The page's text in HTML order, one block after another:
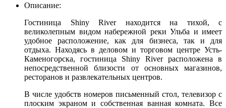
Описание:
Гостиница Shiny River находится на тихой, с
великолепным видом набережной реки Ульба и имеет
удобное расположение, как для бизнеса, так и для
отдыха. Находясь в деловом и торговом центре Усть-
Каменогорска, гостиница Shiny River расположена в
непосредственной близости от основных магазинов,
ресторанов и развлекательных центров.
В числе удобств номеров письменный стол, телевизор с
плоским экраном и собственная ванная комната. Все